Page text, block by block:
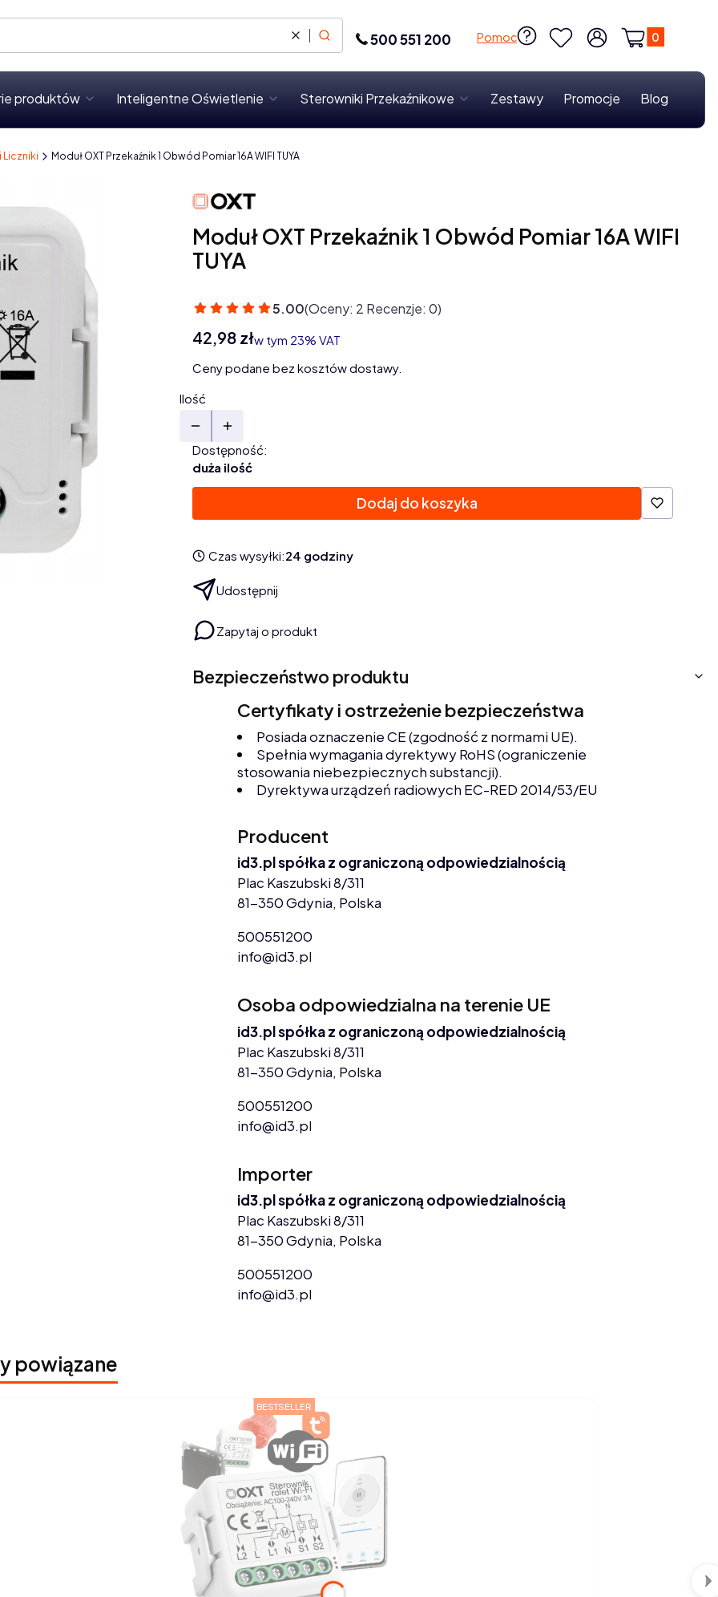
WyczyśćSzukaj 500 551 200 Pomoc
UlubioneZaloguj się
Produkty w
Koszyk
produktów Inteligentne Oświetlenie Sterowniki Przekaźnikowe Zestawy Promocje Blog
Liczniki Moduł OXT Przekaźnik 1 Obwód Pomiar 16A WIFI TUYA
Moduł OXT Przekaźnik 1 Obwód Pomiar 16A WIFI
TUYA
5.00(Oceny: 2 Recenzje: 0)
Cena
42,98 złw tym 23% VAT
w tym 23% VAT
Ceny podane bez kosztów dostawy.
Ilość
Dostępność:
duża ilość
Dodaj do koszyka
Czas wysyłki:24 godziny
Udostępnij
Zapytaj o produkt
Bezpieczeństwo produktu
Certyfikaty i ostrzeżenie bezpieczeństwa
Posiada oznaczenie CE (zgodność z normami UE).
Spełnia wymagania dyrektywy RoHS (ograniczenie
stosowania niebezpiecznych substancji).
Dyrektywa urządzeń radiowych EC-RED 2014/53/EU
Producent
id3.pl spółka z ograniczoną odpowiedzialnością
Plac Kaszubski 8/311
81-350 Gdynia, Polska
500551200
info@id3.pl
Osoba odpowiedzialna na terenie UE
id3.pl spółka z ograniczoną odpowiedzialnością
Plac Kaszubski 8/311
81-350 Gdynia, Polska
500551200
info@id3.pl
Importer
id3.pl spółka z ograniczoną odpowiedzialnością
Plac Kaszubski 8/311
81-350 Gdynia, Polska
500551200
info@id3.pl
powiązane
BESTSELLER